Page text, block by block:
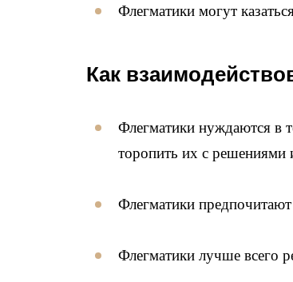
Флегматики могут
Как
Флегматики нуждаются в
торопить их с решениями
Флегматики
Флегматики лучше всего